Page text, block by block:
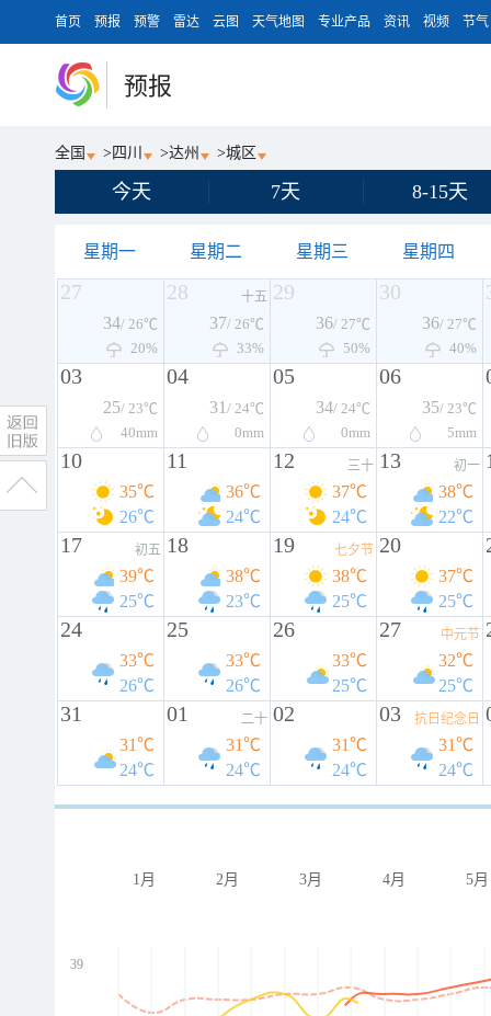
首页 预报 预警 雷达 云图 天气地图 专业产品 资讯 视频 节气
预报
全国 > 四川 >达州 >城区
今天 7天 8-15天
星期一 星期二 星期三 星期四
27
34/ 26℃
20%
28 十五
37/ 26℃
33%
29
36/ 27℃
50%
30
36/ 27℃
40%
03
25/ 23℃
40mm
04
31 / 24℃
0mm
05
34/ 24℃
0mm
06
35/ 23℃
5mm
10
35℃
26℃
11
36℃
24℃
12 三十
37℃
24℃
13 初一
38℃
22℃
17 初五
39℃
25℃
18
38℃
23℃
19 七夕节
38℃
25℃
20
37℃
25℃
24
33℃
26℃
25
33℃
26℃
26
33℃
25℃
27 中元节
32℃
25℃
31
31℃
24℃
01 二十
31℃
24℃
02
31℃
24℃
03 抗日纪念日
31℃
24℃
1月 2月 3月 4月 5月
39